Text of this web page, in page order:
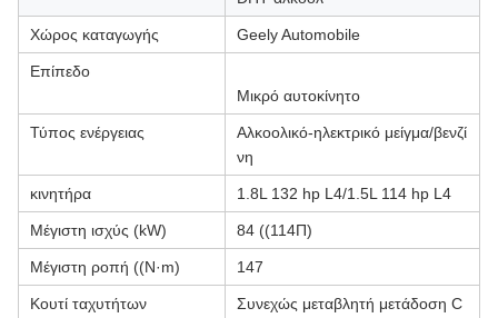
Χώρος καταγωγής Geely Automobile
Επίπεδο
Μικρό αυτοκίνητο
Τύπος ενέργειας
Αλκοολικό-ηλεκτρικό μείγμα/βενζί
νη
κινητήρα 1.8L 132 hp L4/1.5L 114 hp L4
Μέγιστη ισχύς (kW) 84 ((114Π)
Μέγιστη ροπή ((N·m) 147
Κουτί ταχυτήτων
Συνεχώς μεταβλητή μετάδοση C